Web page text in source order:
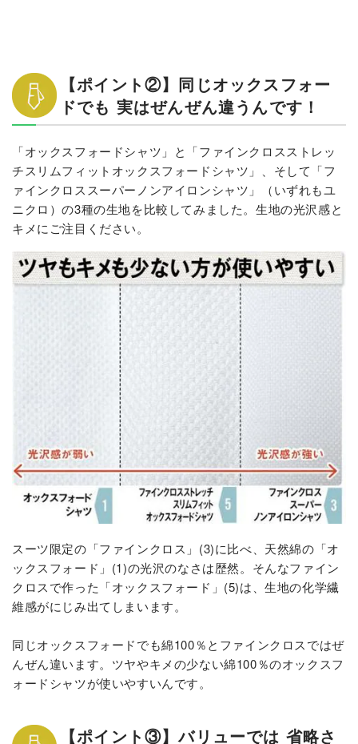
【ポイント②】同じオックスフォー
ドでも 実はぜんぜん違うんです！
「オックスフォードシャツ」と「ファインクロスストレッ
チスリムフィットオックスフォードシャツ」、そして「フ
ァインクロススーパーノンアイロンシャツ」（いずれもユ
ニクロ）の3種の生地を比較してみました。生地の光沢感と
キメにご注目ください。
スーツ限定の「ファインクロス」(3)に比べ、天然綿の「オ
ックスフォード」(1)の光沢のなさは歴然。そんなファイン
クロスで作った「オックスフォード」(5)は、生地の化学繊
維感がにじみ出てしまいます。
同じオックスフォードでも綿100％とファインクロスではぜ
んぜん違います。ツヤやキメの少ない綿100％のオックスフ
ォードシャツが使いやすいんです。
【ポイント③】バリューでは 省略さ